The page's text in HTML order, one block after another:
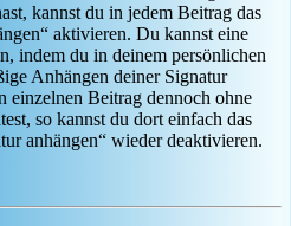
kannst du in jedem Beitrag das
aktivieren. Du kannst eine
indem du in deinem persönlichen
Anhängen deiner Signatur
einzelnen Beitrag dennoch ohne
so kannst du dort einfach das
anhängen“ wieder deaktivieren.